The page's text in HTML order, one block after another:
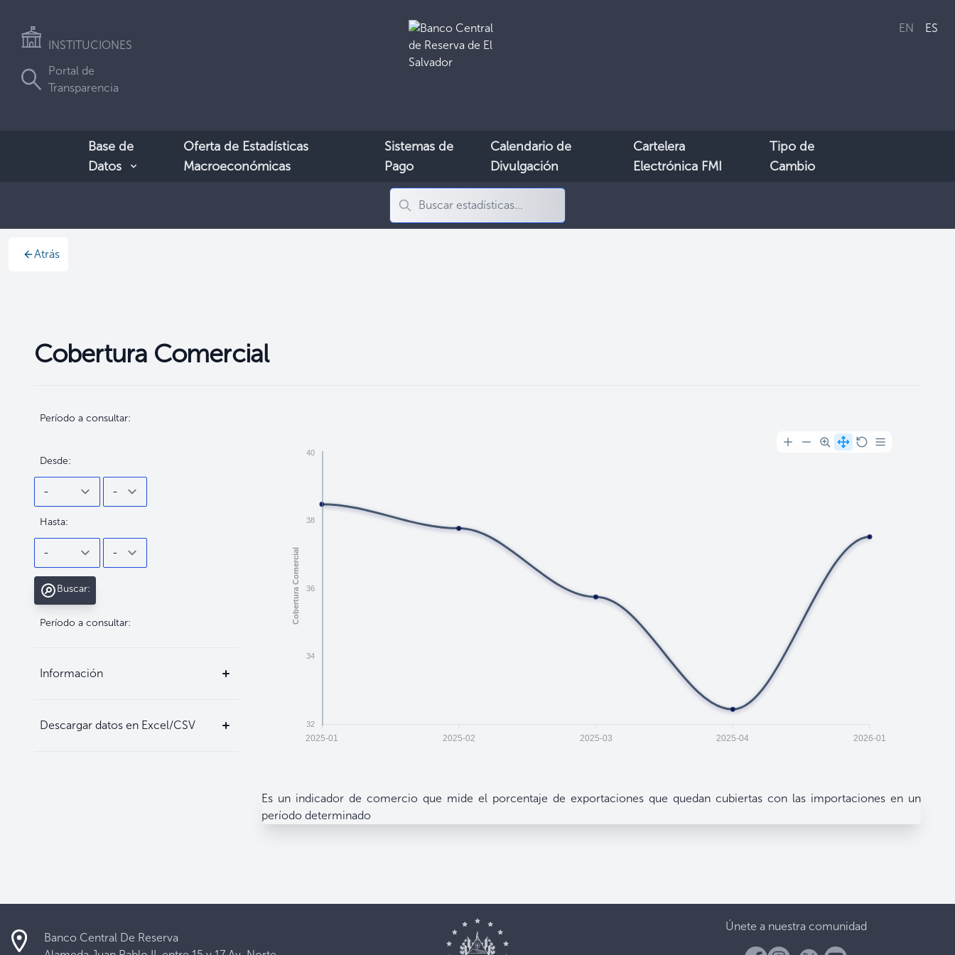
INSTITUCIONES
Portal de
Transparencia
EN ES
Base de
Datos
Oferta de Estadísticas
Macroeconómicas
Sistemas de
Pago
Calendario de
Divulgación
Cartelera
Electrónica FMI
Tipo de
Cambio
Atrás
Cobertura Comercial
Período a consultar:
Desde:
Hasta:
Buscar:
Período a consultar:
Información
Descargar datos en Excel/CSV
2025-01 2025-02 2025-03 2025-04 2026-01
40
38
36
34
32
Cobertura Comercial
Es un indicador de comercio que mide el porcentaje de exportaciones que quedan cubiertas con las importaciones en un
período determinado
Banco Central De Reserva
Únete a nuestra comunidad